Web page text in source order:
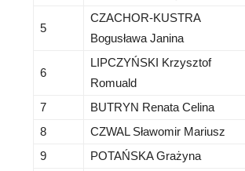
5
CZACHOR-KUSTRA
Bogusława Janina
6
LIPCZYŃSKI Krzysztof
Romuald
7 BUTRYN Renata Celina
8
CZWAL Sławomir Mariusz
9
POTAŃSKA Grażyna